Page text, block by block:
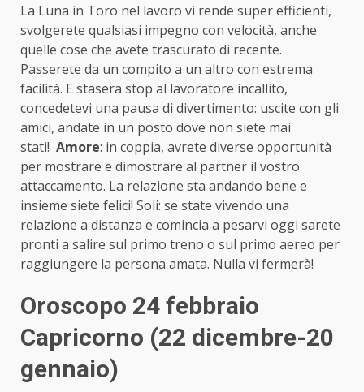
La Luna in Toro nel lavoro vi rende super efficienti,
svolgerete qualsiasi impegno con velocità, anche
quelle cose che avete trascurato di recente.
Passerete da un compito a un altro con estrema
facilità. E stasera stop al lavoratore incallito,
concedetevi una pausa di divertimento: uscite con gli
amici, andate in un posto dove non siete mai
stati! Amore: in coppia, avrete diverse opportunità
per mostrare e dimostrare al partner il vostro
attaccamento. La relazione sta andando bene e
insieme siete felici! Soli: se state vivendo una
relazione a distanza e comincia a pesarvi oggi sarete
pronti a salire sul primo treno o sul primo aereo per
raggiungere la persona amata. Nulla vi fermerà!
Oroscopo 24 febbraio
Capricorno (22 dicembre-20
gennaio)